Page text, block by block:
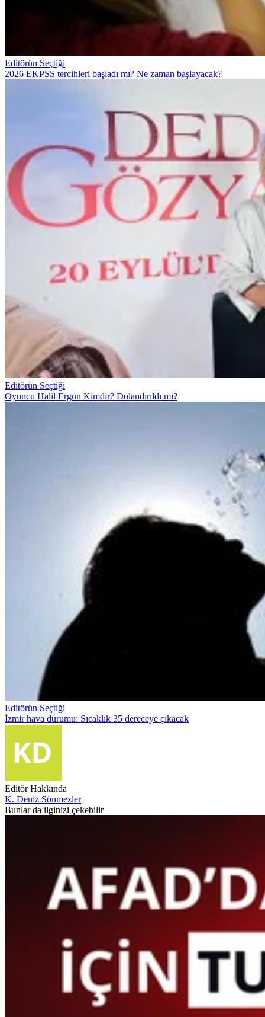
Editörün Seçtiği
2026 EKPSS tercihleri başladı mı? Ne zaman başlayacak?
Editörün Seçtiği
Oyuncu Halil Ergün Kimdir? Dolandırıldı mı?
Editörün Seçtiği
İzmir hava durumu: Sıcaklık 35 dereceye çıkacak
Editör Hakkında
K. Deniz Sönmezler
Bunlar da ilginizi çekebilir